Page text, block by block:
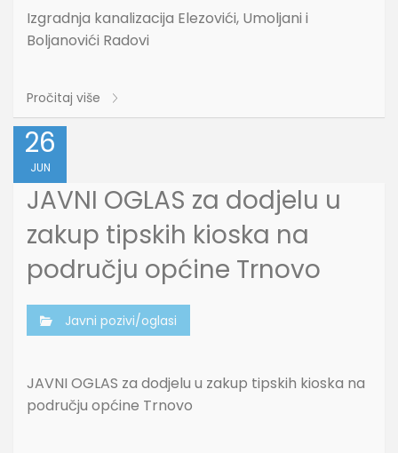
Izgradnja kanalizacija Elezovići, Umoljani i
Boljanovići Radovi
Pročitaj više
26
JUN
JAVNI OGLAS za dodjelu u
zakup tipskih kioska na
području općine Trnovo
Javni pozivi/oglasi
JAVNI OGLAS za dodjelu u zakup tipskih kioska na
području općine Trnovo